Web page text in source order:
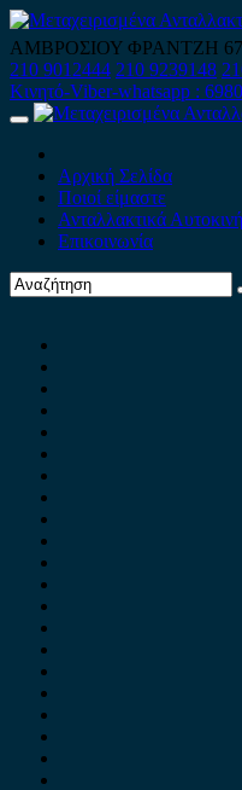
Skip
to
content
ΑΜΒΡΟΣΙΟΥ ΦΡΑΝΤΖΗ
210 9012444 210 9239148
Κινητό-Viber-whatsapp :
Primary
Αρχική Σελίδα
Ποιοί είμαστε
Ανταλλακτικά
Επικοινωνία